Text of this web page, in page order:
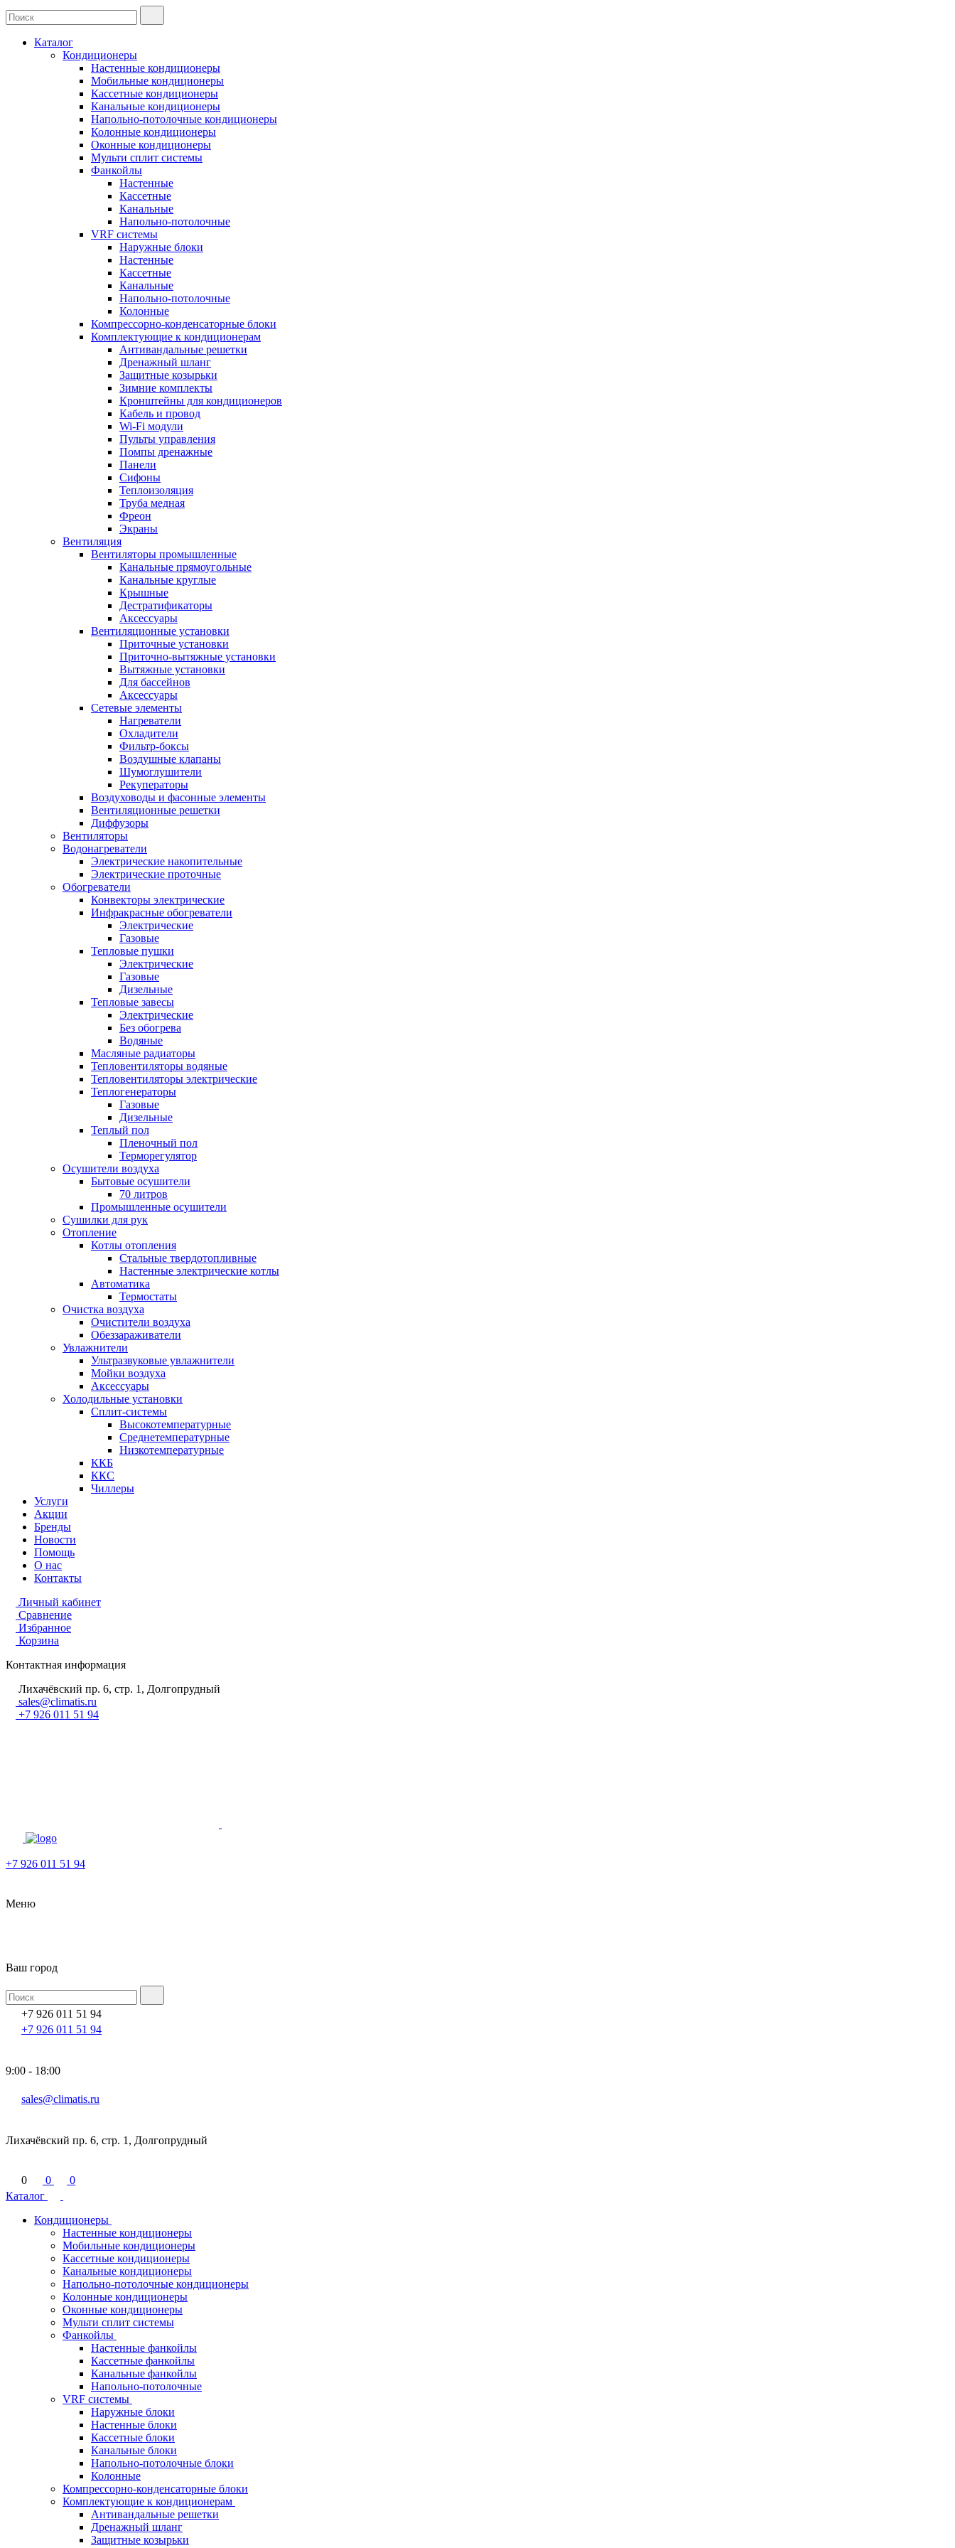
Каталог
Кондиционеры
Настенные кондиционеры
Мобильные кондиционеры
Кассетные кондиционеры
Канальные кондиционеры
Напольно-потолочные кондиционеры
Колонные кондиционеры
Оконные кондиционеры
Мульти сплит системы
Фанкойлы
Настенные
Кассетные
Канальные
Напольно-потолочные
VRF системы
Наружные блоки
Настенные
Кассетные
Канальные
Напольно-потолочные
Колонные
Компрессорно-конденсаторные блоки
Комплектующие к кондиционерам
Антивандальные решетки
Дренажный шланг
Защитные козырьки
Зимние комплекты
Кронштейны для кондиционеров
Кабель и провод
Wi-Fi модули
Пульты управления
Помпы дренажные
Панели
Сифоны
Теплоизоляция
Труба медная
Фреон
Экраны
Вентиляция
Вентиляторы промышленные
Канальные прямоугольные
Канальные круглые
Крышные
Дестратификаторы
Аксессуары
Вентиляционные установки
Приточные установки
Приточно-вытяжные установки
Вытяжные установки
Для бассейнов
Аксессуары
Сетевые элементы
Нагреватели
Охладители
Фильтр-боксы
Воздушные клапаны
Шумоглушители
Рекуператоры
Воздуховоды и фасонные элементы
Вентиляционные решетки
Диффузоры
Вентиляторы
Водонагреватели
Электрические накопительные
Электрические проточные
Обогреватели
Конвекторы электрические
Инфракрасные обогреватели
Электрические
Газовые
Тепловые пушки
Электрические
Газовые
Дизельные
Тепловые завесы
Электрические
Без обогрева
Водяные
Масляные радиаторы
Тепловентиляторы водяные
Тепловентиляторы электрические
Теплогенераторы
Газовые
Дизельные
Теплый пол
Пленочный пол
Терморегулятор
Осушители воздуха
Бытовые осушители
70 литров
Промышленные осушители
Сушилки для рук
Отопление
Котлы отопления
Стальные твердотопливные
Настенные электрические котлы
Автоматика
Термостаты
Очистка воздуха
Очистители воздуха
Обеззараживатели
Увлажнители
Ультразвуковые увлажнители
Мойки воздуха
Аксессуары
Холодильные установки
Сплит-системы
Высокотемпературные
Среднетемпературные
Низкотемпературные
ККБ
ККС
Чиллеры
Услуги
Акции
Бренды
Новости
Помощь
О нас
Контакты
Личный кабинет
Сравнение
Избранное
Корзина
Контактная информация
Лихачёвский пр. 6, стр. 1, Долгопрудный
sales@climatis.ru
+7 926 011 51 94
+7 926 011 51 94
Меню
Ваш город
+7 926 011 51 94
+7 926 011 51 94
9:00 - 18:00
sales@climatis.ru
Лихачёвский пр. 6, стр. 1, Долгопрудный
0 0
0
Каталог
Кондиционеры
Настенные кондиционеры
Мобильные кондиционеры
Кассетные кондиционеры
Канальные кондиционеры
Напольно-потолочные кондиционеры
Колонные кондиционеры
Оконные кондиционеры
Мульти сплит системы
Фанкойлы
Настенные фанкойлы
Кассетные фанкойлы
Канальные фанкойлы
Напольно-потолочные
VRF системы
Наружные блоки
Настенные блоки
Кассетные блоки
Канальные блоки
Напольно-потолочные блоки
Колонные
Компрессорно-конденсаторные блоки
Комплектующие к кондиционерам
Антивандальные решетки
Дренажный шланг
Защитные козырьки